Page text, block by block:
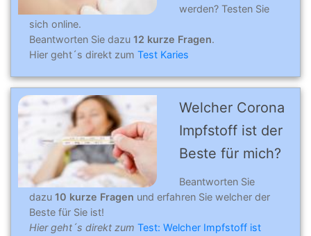
werden? Testen Sie
sich online.
Beantworten Sie dazu 12 kurze Fragen.
Hier geht´s direkt zum Test Karies
Welcher Corona
Impfstoff ist der
Beste für mich?
Beantworten Sie
dazu 10 kurze Fragen und erfahren Sie welcher der
Beste für Sie ist!
Hier geht´s direkt zum Test: Welcher Impfstoff ist